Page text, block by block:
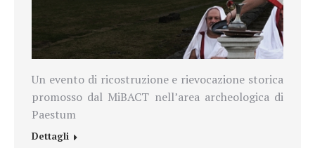
Un evento di ricostruzione e rievocazione storica
promosso dal MiBACT nell’area archeologica di
Paestum
Dettagli